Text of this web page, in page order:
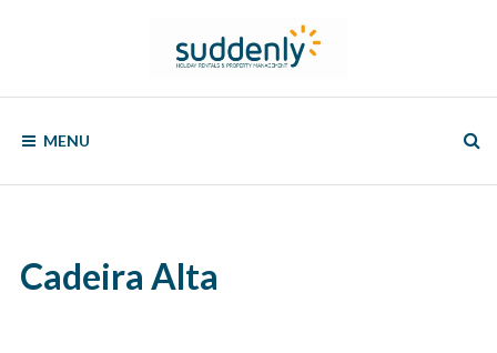
and
Management
MENU
Cadeira Alta